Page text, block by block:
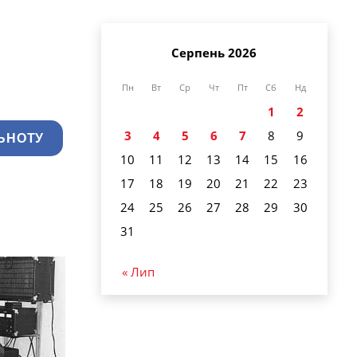
Серпень 2026
Пн Вт Ср Чт Пт Сб Нд
1
2
3
4 5 6 7 8
9
10
11 12 13 14 15
16
17
18 19 20 21 22
23
24
25 26 27 28 29
30
31
« Лип